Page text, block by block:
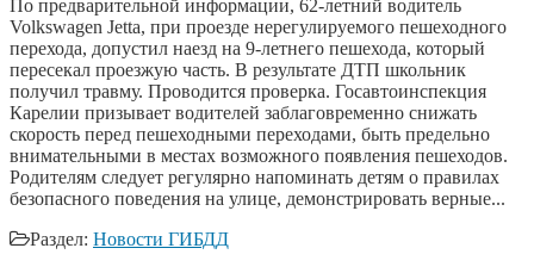
По предварительной информации, 62-летний водитель
Volkswagen Jetta, при проезде нерегулируемого пешеходного
перехода, допустил наезд на 9-летнего пешехода, который
пересекал проезжую часть. В результате ДТП школьник
получил травму. Проводится проверка. Госавтоинспекция
Карелии призывает водителей заблаговременно снижать
скорость перед пешеходными переходами, быть предельно
внимательными в местах возможного появления пешеходов.
Родителям следует регулярно напоминать детям о правилах
безопасного поведения на улице, демонстрировать верные...
Раздел: Новости ГИБДД